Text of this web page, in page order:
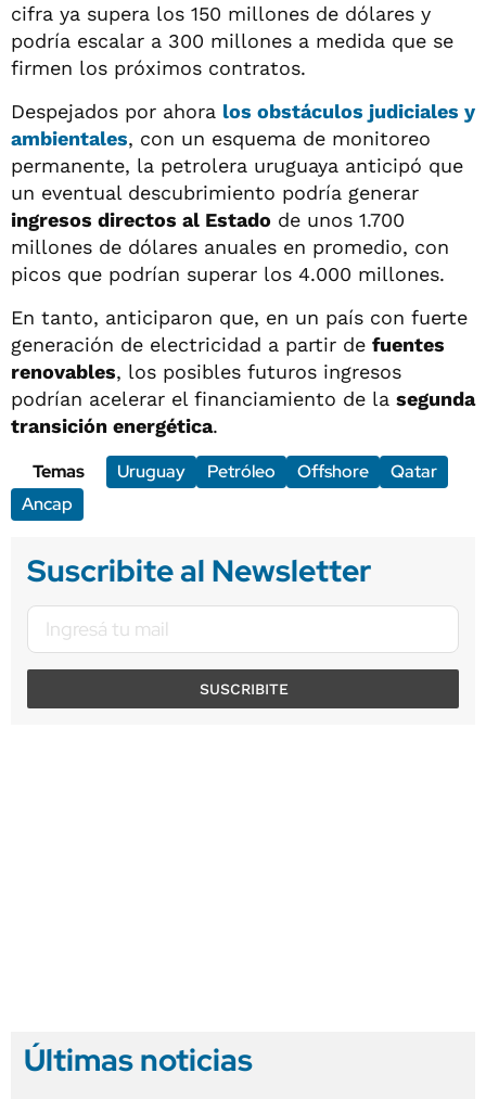
cifra ya supera los 150 millones de dólares y
podría escalar a 300 millones a medida que se
firmen los próximos contratos.
Despejados por ahora los obstáculos judiciales y
ambientales, con un esquema de monitoreo
permanente, la petrolera uruguaya anticipó que
un eventual descubrimiento podría generar
ingresos directos al Estado de unos 1.700
millones de dólares anuales en promedio, con
picos que podrían superar los 4.000 millones.
En tanto, anticiparon que, en un país con fuerte
generación de electricidad a partir de fuentes
renovables, los posibles futuros ingresos
podrían acelerar el financiamiento de la segunda
transición energética.
Temas
Uruguay Petróleo Offshore
Qatar
Ancap
Suscribite al Newsletter
SUSCRIBITE
Últimas noticias